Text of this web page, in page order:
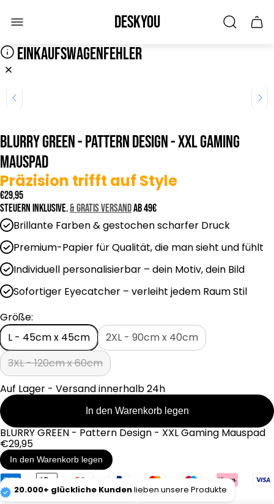
Laden-
Logo"
Deskyou
EINKAUFSWAGENFEHLER
BLURRY GREEN - Pattern Design - XXL Gaming
Mauspad
Präzision trifft auf Style
R
e
g
u
l
r
e
r
r
e
i
s
€29,95
Steuern inklusive.& GRATIS Versandab 49€
Brillante Farben & gestochen scharfer Druck
Premium-Papier für Qualität, die man sieht und fühlt
Individuell personalisierbar – dein Motiv, dein Bild
Sofortiger Eyecatcher – verleiht jedem Raum Stil
Größe:
L - 45cm x 45cm
2XL - 90cm x 40cm
3XL - 120cm x 60cm
Auf Lager - Versand innerhalb 24h
In den Warenkorb legen
BLURRY GREEN - Pattern Design - XXL Gaming Mauspad
Regulärer
Preis
€29,95
In den Warenkorb legen
20.000+ glückliche Kundenlieben unsere Produkte